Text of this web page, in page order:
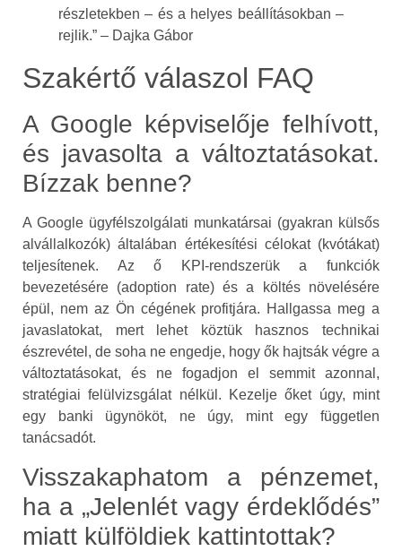
részletekben – és a helyes beállításokban –
rejlik.” – Dajka Gábor
Szakértő válaszol FAQ
A Google képviselője felhívott,
és javasolta a változtatásokat.
Bízzak benne?
A Google ügyfélszolgálati munkatársai (gyakran külsős
alvállalkozók) általában értékesítési célokat (kvótákat)
teljesítenek. Az ő KPI-rendszerük a funkciók
bevezetésére (adoption rate) és a költés növelésére
épül, nem az Ön cégének profitjára. Hallgassa meg a
javaslatokat, mert lehet köztük hasznos technikai
észrevétel, de soha ne engedje, hogy ők hajtsák végre a
változtatásokat, és ne fogadjon el semmit azonnal,
stratégiai felülvizsgálat nélkül. Kezelje őket úgy, mint
egy banki ügynököt, ne úgy, mint egy független
tanácsadót.
Visszakaphatom a pénzemet,
ha a „Jelenlét vagy érdeklődés”
miatt külföldiek kattintottak?